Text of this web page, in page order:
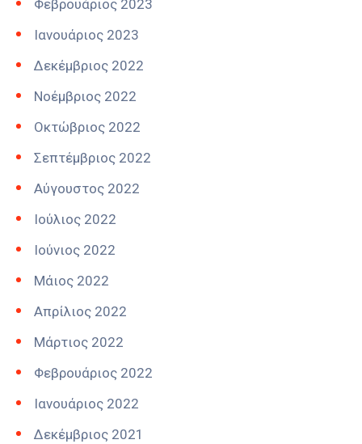
Φεβρουάριος 2023
Ιανουάριος 2023
Δεκέμβριος 2022
Νοέμβριος 2022
Οκτώβριος 2022
Σεπτέμβριος 2022
Αύγουστος 2022
Ιούλιος 2022
Ιούνιος 2022
Μάιος 2022
Απρίλιος 2022
Μάρτιος 2022
Φεβρουάριος 2022
Ιανουάριος 2022
Δεκέμβριος 2021